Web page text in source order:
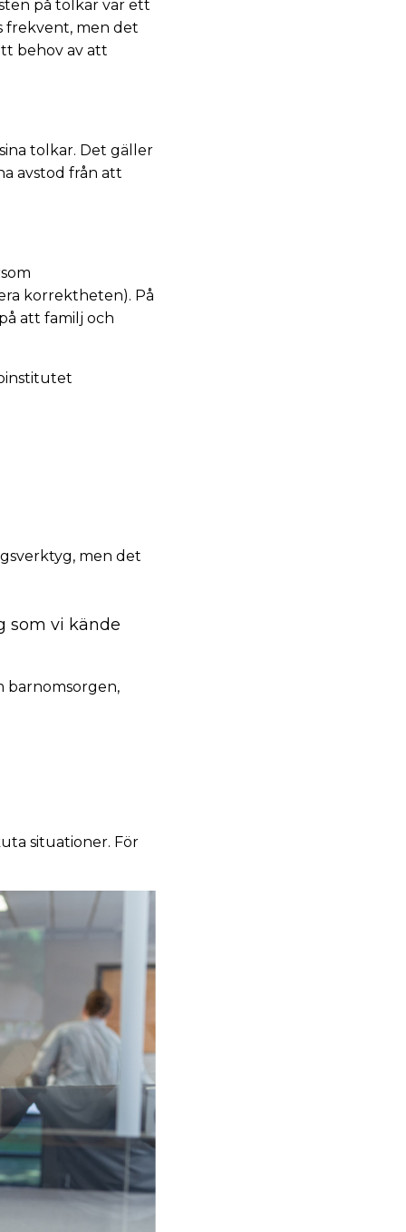
på tolkar var ett
frekvent, men det
behov av att
tolkar. Det gäller
avstod från att
korrektheten). På
att familj och
men det
som vi kände
barnomsorgen,
situationer. För